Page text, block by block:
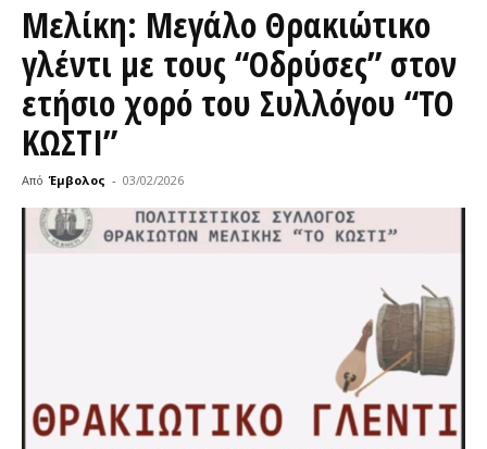
Μελίκη: Μεγάλο Θρακιώτικο
γλέντι με τους “Οδρύσες” στον
ετήσιο χορό του Συλλόγου “ΤΟ
ΚΩΣΤΙ”
Από Έμβολος - 03/02/2026